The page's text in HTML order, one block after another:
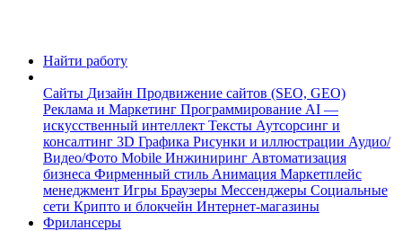
Найти работу
Сайты Дизайн Продвижение сайтов (SEO, GEO)
Реклама и Маркетинг Программирование AI —
искусственный интеллект Тексты Аутсорсинг и
консалтинг 3D Графика Рисунки и иллюстрации Аудио/
Видео/Фото Mobile Инжиниринг Автоматизация
бизнеса Фирменный стиль Анимация Маркетплейс
менеджмент Игры Браузеры Мессенджеры Социальные
сети Крипто и блокчейн Интернет-магазины
Фрилансеры